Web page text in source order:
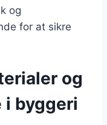
og
for at sikre
og
i byggeri